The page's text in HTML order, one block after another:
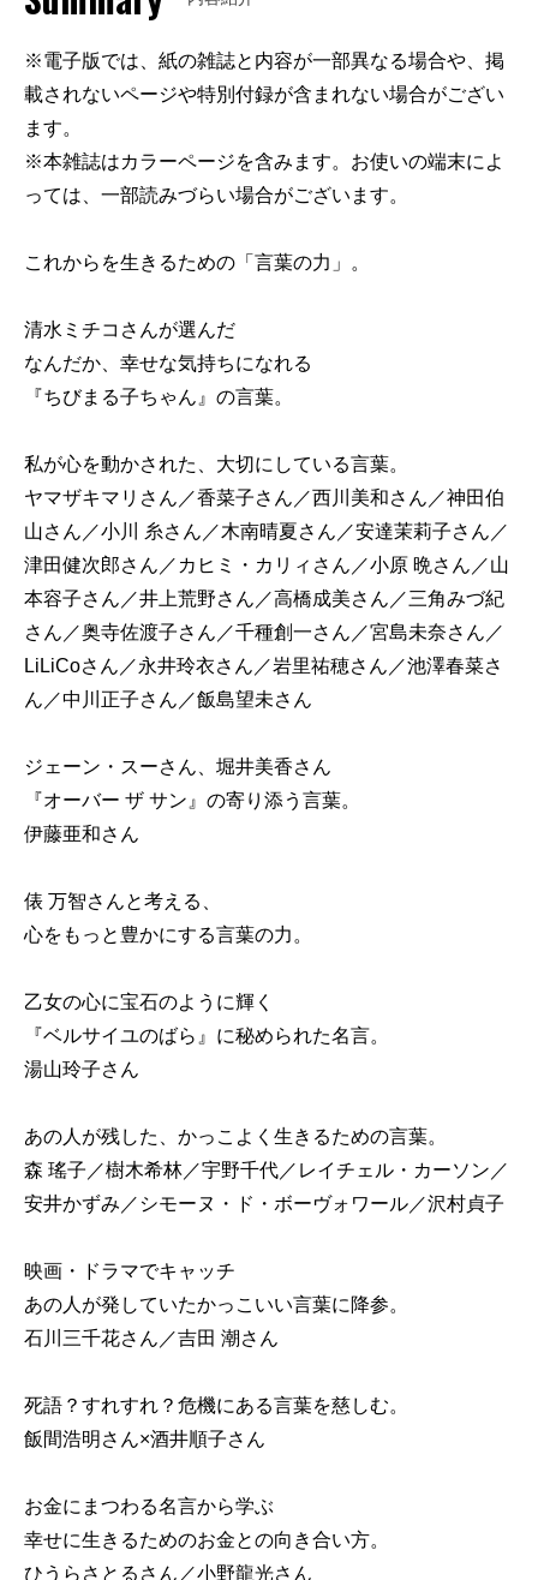
※電子版では、紙の雑誌と内容が一部異なる場合や、掲
載されないページや特別付録が含まれない場合がござい
ます。
※本雑誌はカラーページを含みます。お使いの端末によ
っては、一部読みづらい場合がございます。
これからを生きるための「言葉の力」。
清水ミチコさんが選んだ
なんだか、幸せな気持ちになれる
『ちびまる子ちゃん』の言葉。
私が心を動かされた、大切にしている言葉。
ヤマザキマリさん／香菜子さん／西川美和さん／神田伯
山さん／小川 糸さん／木南晴夏さん／安達茉莉子さん／
津田健次郎さん／カヒミ・カリィさん／小原 晩さん／山
本容子さん／井上荒野さん／高橋成美さん／三角みづ紀
さん／奥寺佐渡子さん／千種創一さん／宮島未奈さん／
LiLiCoさん／永井玲衣さん／岩里祐穂さん／池澤春菜さ
ん／中川正子さん／飯島望未さん
ジェーン・スーさん、堀井美香さん
『オーバー ザ サン』の寄り添う言葉。
伊藤亜和さん
俵 万智さんと考える、
心をもっと豊かにする言葉の力。
乙女の心に宝石のように輝く
『ベルサイユのばら』に秘められた名言。
湯山玲子さん
あの人が残した、かっこよく生きるための言葉。
森 瑤子／樹木希林／宇野千代／レイチェル・カーソン／
安井かずみ／シモーヌ・ド・ボーヴォワール／沢村貞子
映画・ドラマでキャッチ
あの人が発していたかっこいい言葉に降参。
石川三千花さん／吉田 潮さん
死語？すれすれ？危機にある言葉を慈しむ。
飯間浩明さん×酒井順子さん
お金にまつわる名言から学ぶ
幸せに生きるためのお金との向き合い方。
ひうらさとるさん／小野龍光さん